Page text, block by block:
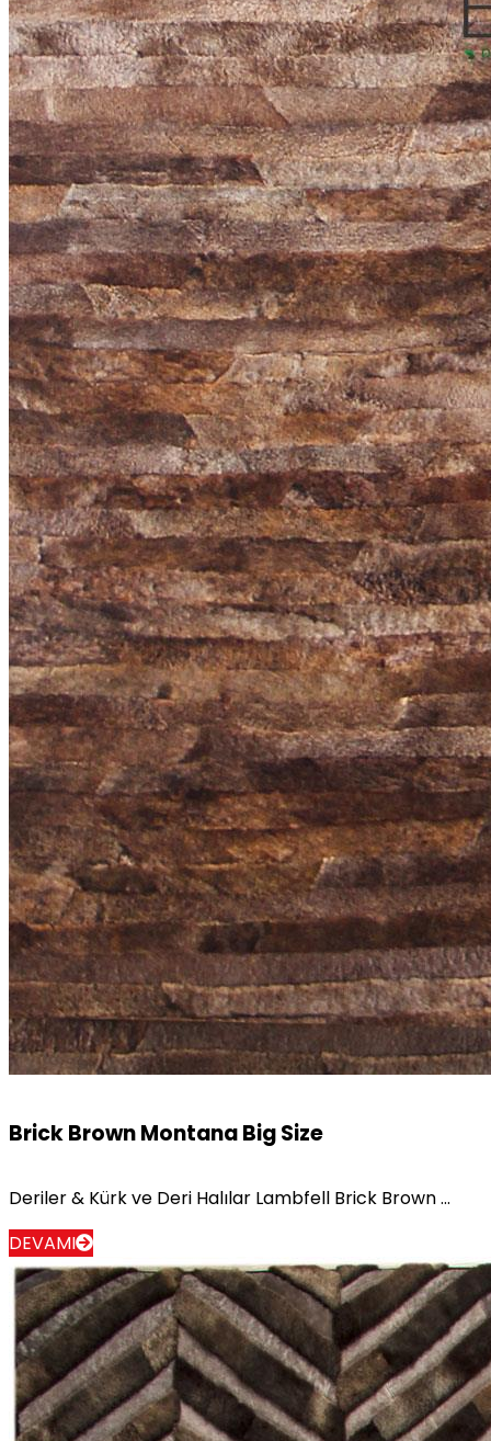
Brick Brown Montana Big Size
Deriler & Kürk ve Deri Halılar Lambfell Brick Brown ...
DEVAMI